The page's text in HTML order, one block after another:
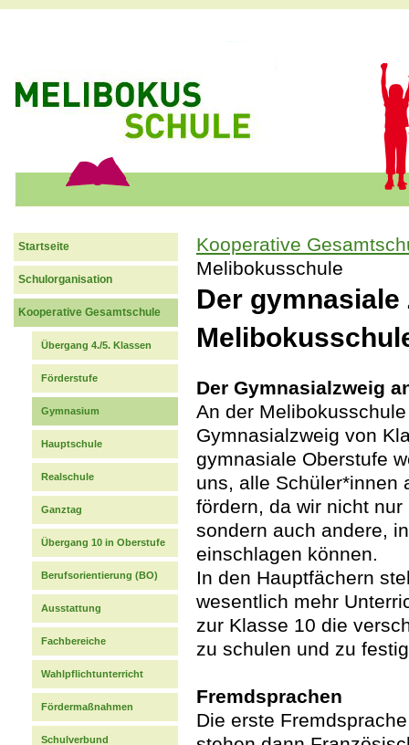
Sie sind hier
Kooperative
Melibokusschule
Der gymnasiale
Der Gymnasialzweig
An der
Gymnasialzweig von
gymnasiale Oberstufe
uns, alle Schüler*innen
fördern, da wir nicht nur
sondern auch andere,
einschlagen können.
In den Hauptfächern
wesentlich mehr
zur Klasse 10 die
zu schulen und zu
Fremdsprachen
Die erste
Startseite
Schulorganisation
Kooperative Gesamtschule
Übergang 4./5. Klassen
Förderstufe
Gymnasium
Hauptschule
Realschule
Ganztag
Übergang 10 in Oberstufe
Berufsorientierung (BO)
Ausstattung
Fachbereiche
Wahlpflichtunterricht
Fördermaßnahmen
Schulverbund